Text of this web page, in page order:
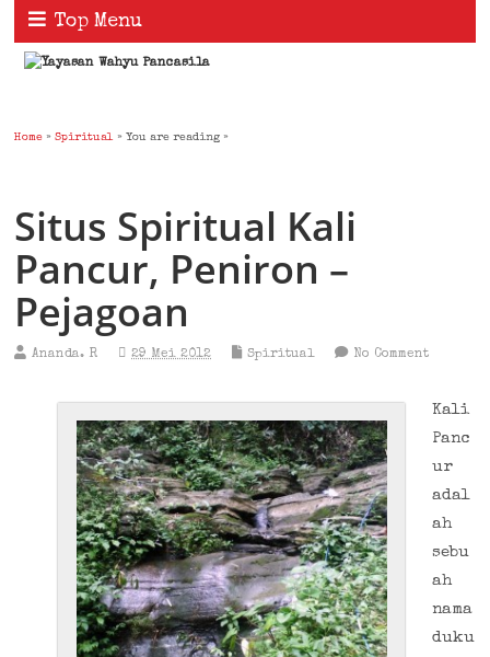
Top Menu
Home »Spiritual » You are reading »
Situs Spiritual Kali
Pancur, Peniron –
Pejagoan
Ananda. R 29 Mei 2012 Spiritual No Comment
Kali
Panc
ur
adal
ah
sebu
ah
nama
duku